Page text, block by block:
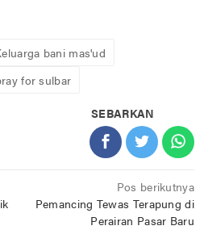
bani mas'ud
for sulbar
SEBARKAN
Pos berikutnya
Pemancing Tewas Terapung di
Perairan Pasar Baru